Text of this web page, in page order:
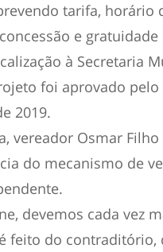
tarifa,
e
à Secretaria
foi aprovado
2019.
vereador Osmar Filho
do mecanismo de
devemos cada vez
feito do contraditório,